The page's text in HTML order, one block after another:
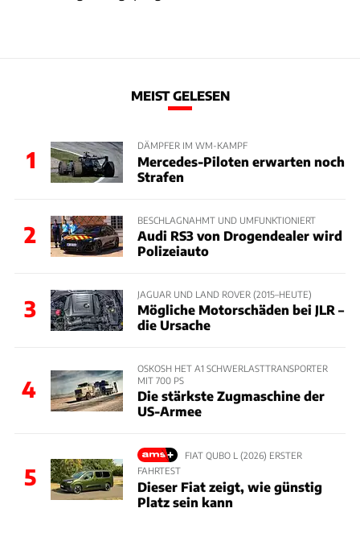
MEIST GELESEN
1
DÄMPFER IM WM-KAMPF
Mercedes-Piloten erwarten noch
Strafen
2
BESCHLAGNAHMT UND UMFUNKTIONIERT
Audi RS3 von Drogendealer wird
Polizeiauto
3
JAGUAR UND LAND ROVER (2015–HEUTE)
Mögliche Motorschäden bei JLR –
die Ursache
4
OSKOSH HET A1 SCHWERLASTTRANSPORTER
MIT 700 PS
Die stärkste Zugmaschine der
US-Armee
5
FIAT QUBO L (2026) ERSTER
FAHRTEST
Dieser Fiat zeigt, wie günstig
Platz sein kann